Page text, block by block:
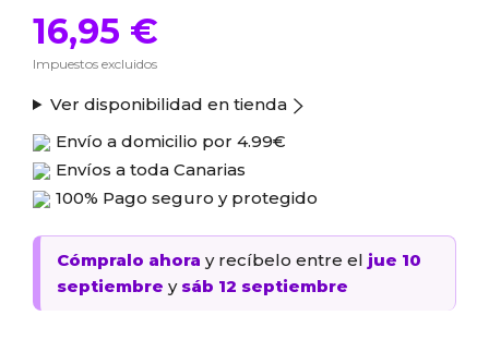
16,95 €
Impuestos excluidos
Ver disponibilidad en tienda
Envío a domicilio por 4.99€
Envíos a toda Canarias
100% Pago seguro y protegido
Cómpralo ahora y recíbelo entre el jue 10
septiembre y sáb 12 septiembre